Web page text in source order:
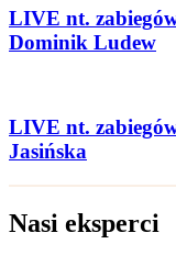
LIVE nt.
Dominik Ludew
LIVE nt.
Jasińska
Nasi eksperci